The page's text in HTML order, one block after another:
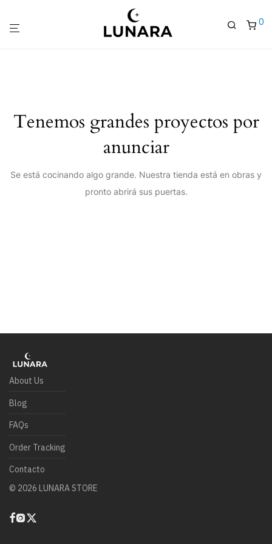
0
Tenemos grandes proyectos por
anunciar
Se está cocinando algo grande. Nuestra tienda está en obras y
pronto abrirá sus puertas.
About Us
Blog
FAQs
Order Tracking
Contacto
© 2026 LUNARA STORE